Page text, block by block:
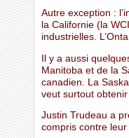
Autre exception :
la Californie (la
industrielles.
Il y a aussi
Manitoba et de la
canadien. La
veut surtout
Justin Trudeau a
compris contre